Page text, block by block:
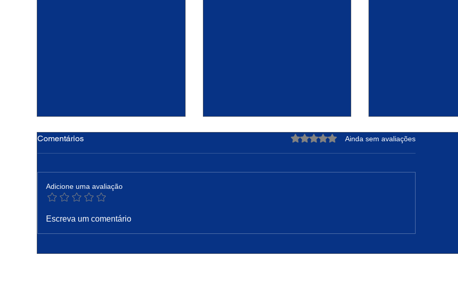
Hoje a Igreja celebra são
Comentários Avaliado com 0 de 5 estrelas.
Ainda sem avaliações
Adicione uma avaliação
Escreva um comentário